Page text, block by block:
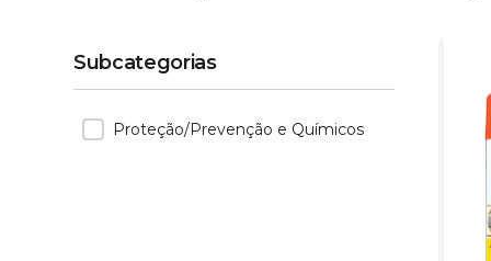
Subcategorias
Proteção/Prevenção e Químicos